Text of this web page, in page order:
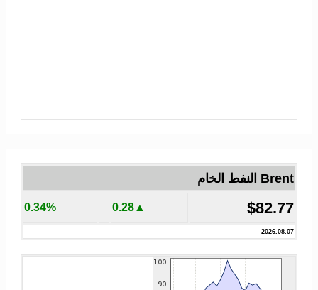
Brent النفط الخام
$82.77
▲0.28
0.34%
2026.08.07